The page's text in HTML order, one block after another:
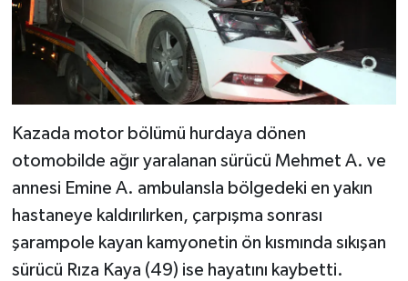
Kazada motor bölümü hurdaya dönen
otomobilde ağır yaralanan sürücü Mehmet A. ve
annesi Emine A. ambulansla bölgedeki en yakın
hastaneye kaldırılırken, çarpışma sonrası
şarampole kayan kamyonetin ön kısmında sıkışan
sürücü Rıza Kaya (49) ise hayatını kaybetti.